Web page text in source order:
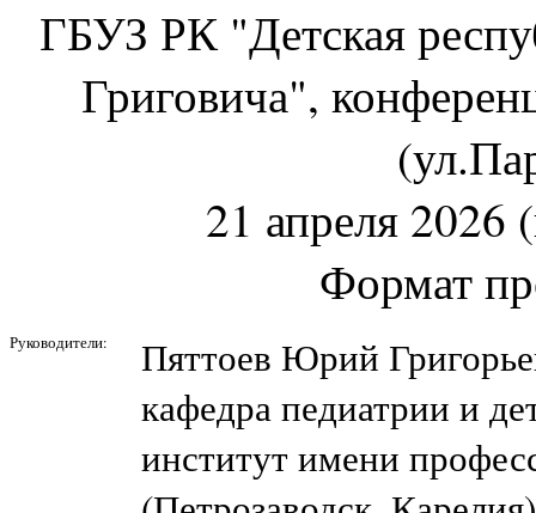
ГБУЗ РК "Детская
Григовича",
21 апреля 2026
Формат
Руководители:
Пяттоев Юрий
кафедра педиатрии и
институт имени